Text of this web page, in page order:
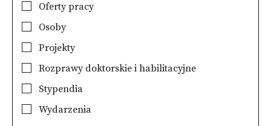
Oferty pracy
Osoby
Projekty
Rozprawy doktorskie i habilitacyjne
Stypendia
Wydarzenia